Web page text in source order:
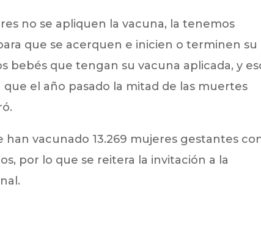
no se apliquen la vacuna, la tenemos
que se acerquen e inicien o terminen su
bebés que tengan su vacuna aplicada, y
el año pasado la mitad de las muertes
vacunado 13.269 mujeres gestantes
por lo que se reitera la invitación a la